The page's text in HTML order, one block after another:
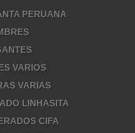
PERUANA
VARIOS
VARIAS
LINHASITA
CIFA